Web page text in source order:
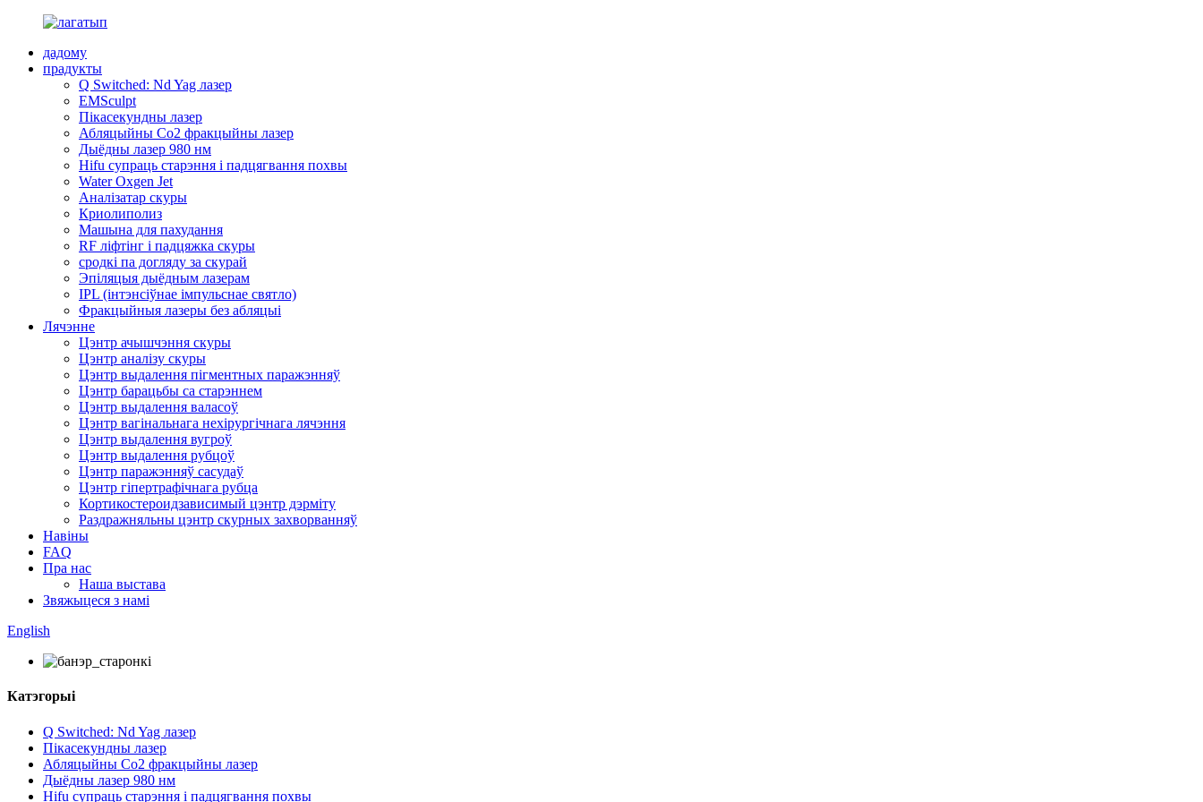
дадому
прадукты
Q Switched: Nd Yag лазер
EMSculpt
Пікасекундны лазер
Абляцыйны Co2 фракцыйны лазер
Дыёдны лазер 980 нм
Hifu супраць старэння і падцягвання похвы
Water Oxgen Jet
Аналізатар скуры
Криолиполиз
Машына для пахудання
RF ліфтінг і падцяжка скуры
сродкі па догляду за скурай
Эпіляцыя дыёдным лазерам
IPL (інтэнсіўнае імпульснае святло)
Фракцыйныя лазеры без абляцыі
Лячэнне
Цэнтр ачышчэння скуры
Цэнтр аналізу скуры
Цэнтр выдалення пігментных паражэнняў
Цэнтр барацьбы са старэннем
Цэнтр выдалення валасоў
Цэнтр вагінальнага нехірургічнага лячэння
Цэнтр выдалення вугроў
Цэнтр выдалення рубцоў
Цэнтр паражэнняў сасудаў
Цэнтр гіпертрафічнага рубца
Кортикостероидзависимый цэнтр дэрміту
Раздражняльны цэнтр скурных захворванняў
Навіны
FAQ
Пра нас
Наша выстава
Звяжыцеся з намі
English
Катэгорыі
Q Switched: Nd Yag лазер
Пікасекундны лазер
Абляцыйны Co2 фракцыйны лазер
Дыёдны лазер 980 нм
Hifu супраць старэння і падцягвання похвы